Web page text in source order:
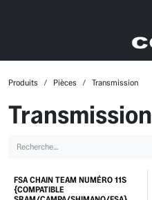
Produits Pièces Transmission
Transmission
Promo
FSA CHAIN TEAM NUMÉRO 11S
{COMPATIBLE